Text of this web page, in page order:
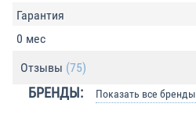
Гарантия
0 мес
Отзывы (75)
БРЕНДЫ: Показать все бренды